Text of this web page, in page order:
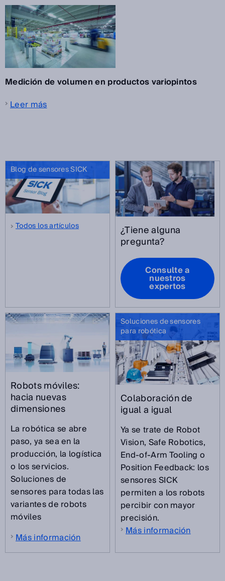
Medición de volumen en productos variopintos
Leer más
Blog de sensores SICK
Todos los artículos ¿Tiene alguna
pregunta?
Consulte a
nuestros
expertos
Robots móviles:
hacia nuevas
dimensiones
La robótica se abre
paso, ya sea en la
producción, la logística
o los servicios.
Soluciones de
sensores para todas las
variantes de robots
móviles
Más información
Soluciones de sensores
para robótica
Colaboración de
igual a igual
Ya se trate de Robot
Vision, Safe Robotics,
End-of-Arm Tooling o
Position Feedback: los
sensores SICK
permiten a los robots
percibir con mayor
precisión.
Más información